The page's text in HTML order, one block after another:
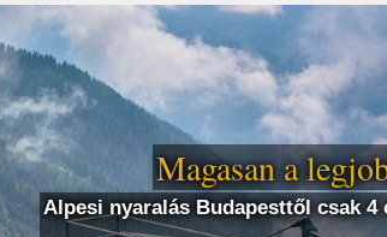
Magasan a
Alpesi nyaralás Budapesttől csak 4